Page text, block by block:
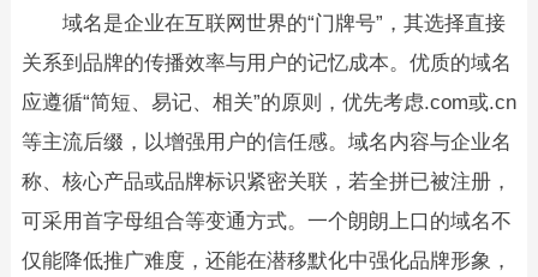
域名是企业在互联网世界的“门牌号”，其选择直接
关系到品牌的传播效率与用户的记忆成本。优质的域名
应遵循“简短、易记、相关”的原则，优先考虑.com或.cn
等主流后缀，以增强用户的信任感。域名内容与企业名
称、核心产品或品牌标识紧密关联，若全拼已被注册，
可采用首字母组合等变通方式。一个朗朗上口的域名不
仅能降低推广难度，还能在潜移默化中强化品牌形象，